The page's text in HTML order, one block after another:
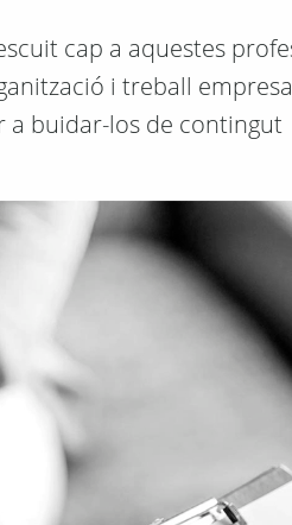
cap a aquestes
i treball
a buidar-los de contingut